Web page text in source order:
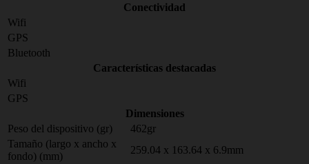
Conectividad
Wifi
GPS
Bluetooth
Características destacadas
Wifi
GPS
Dimensiones
Peso del dispositivo (gr)
462gr
Tamaño (largo x ancho x
fondo) (mm)
259.04 x 163.64 x 6.9mm